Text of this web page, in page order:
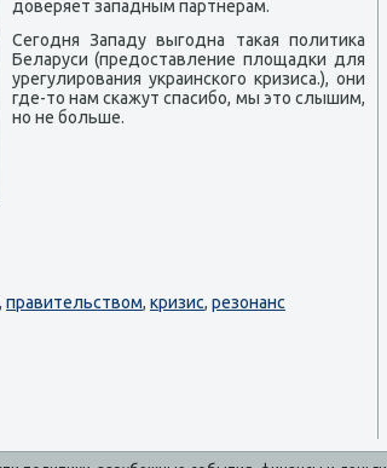
доверяет западным партнерам.
Сегодня Западу выгодна такая политика
Беларуси (предоставление площадки для
урегулирования украинского кризиса.), они
где-то нам скажут спасибо, мы это слышим,
но не больше.
, правительством, кризис, резонанс